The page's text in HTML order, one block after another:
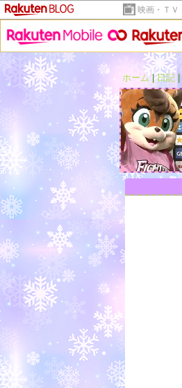
映画・ＴＶ
ホーム|日記